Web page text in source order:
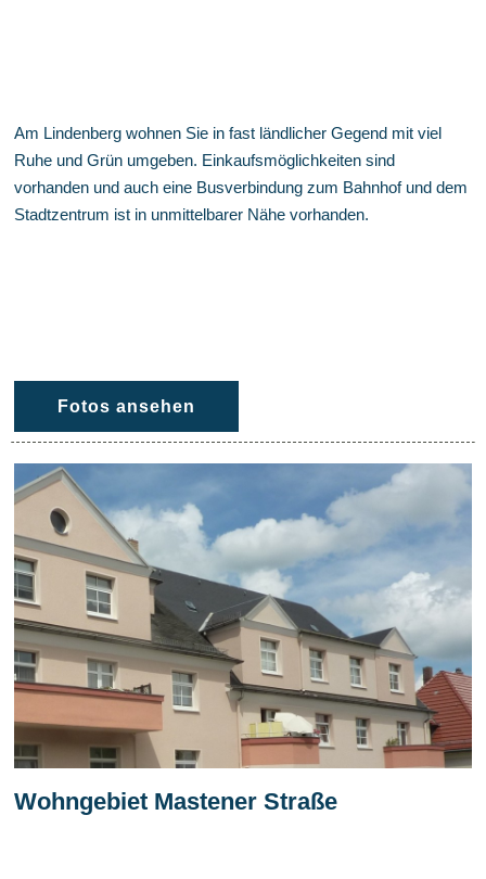
Am Lindenberg wohnen Sie in fast ländlicher Gegend mit viel
Ruhe und Grün umgeben. Einkaufsmöglichkeiten sind
vorhanden und auch eine Busverbindung zum Bahnhof und dem
Stadtzentrum ist in unmittelbarer Nähe vorhanden.
Fotos ansehen
Wohngebiet Mastener Straße